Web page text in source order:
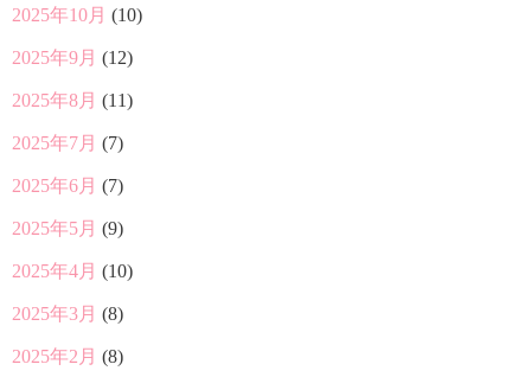
2025年10月 (10)
2025年9月 (12)
2025年8月 (11)
2025年7月 (7)
2025年6月 (7)
2025年5月 (9)
2025年4月 (10)
2025年3月 (8)
2025年2月 (8)